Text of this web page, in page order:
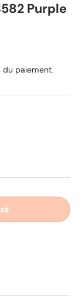
Purple
du paiement.